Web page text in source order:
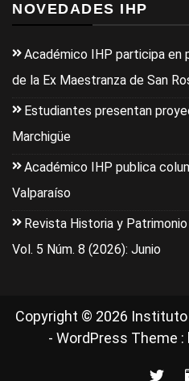
NOVEDADES IHP
Académico IHP participa en
de la Ex Maestranza de San
Estudiantes presentan
Marchigüe
Académico IHP publica
Valparaíso
Revista Historia y
Vol. 5 Núm. 8 (2026): Junio
Copyright © 2026
- WordPress Theme :